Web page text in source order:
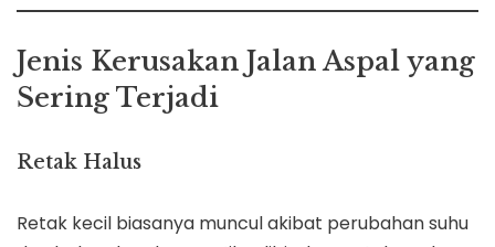
Jenis Kerusakan Jalan Aspal yang
Sering Terjadi
Retak Halus
Retak kecil biasanya muncul akibat perubahan suhu